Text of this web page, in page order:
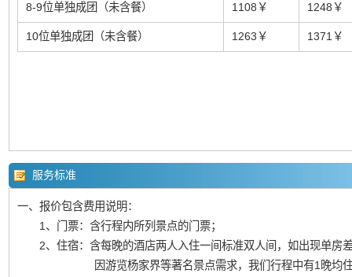
8-9位单独成团（未含餐） 1108￥ 1248￥
10位单独成团（未含餐） 1263￥ 1371￥
服务标准
一、报价包含费用说明：
1、门票：含行程内所列景点的门票；
2、住宿：含每晚的酒店两人入住一间标准双人间，如出现单房
因游览杨家界等著名景点需求，我们行程中有1晚均住宿